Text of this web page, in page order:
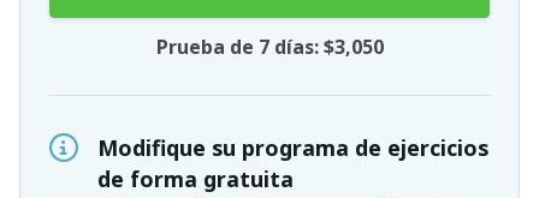
Prueba de 7 días: $3,050
Modifique su programa de ejercicios
de forma gratuita